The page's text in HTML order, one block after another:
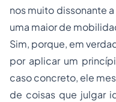
nos muito dissonante
uma maior de
Sim, porque, em
por aplicar um
caso concreto, ele
de coisas que julgar